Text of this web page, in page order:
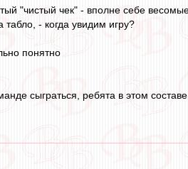
"чистый чек" - вполне себе
- когда увидим игру?
понятно
сыграться, ребята в этом составе